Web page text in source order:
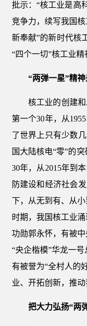
批示：“核工业是高
竞争力，续写我国
新奉献”的新时代核
“四个一切”核工业
“两弹一星”精
核工业的创建
第一个30年，从
了世界上只有少数
国大陆核电“零”的
30年，从2015年到
防建设和经济社会
下，从无到有、从
时期，我国核工业
功勋郭永怀，有被
“央企楷模”华龙一
有被誉为“全村人的
业、开拓创新，推
把大力弘扬“两